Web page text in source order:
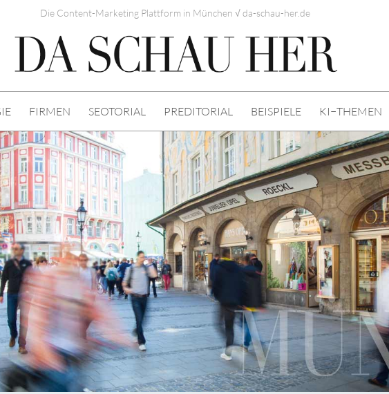
Die Content-Marketing Plattform in München √ da-schau-her.de
FIRMEN SEOTORIAL PREDITORIAL BEISPIELE KI−THEMEN